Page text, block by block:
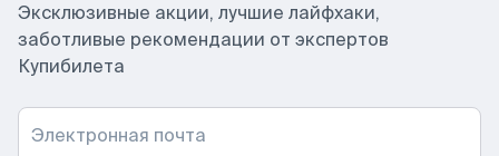
Эксклюзивные акции, лучшие лайфхаки,
заботливые рекомендации от экспертов
Купибилета
Электронная почта